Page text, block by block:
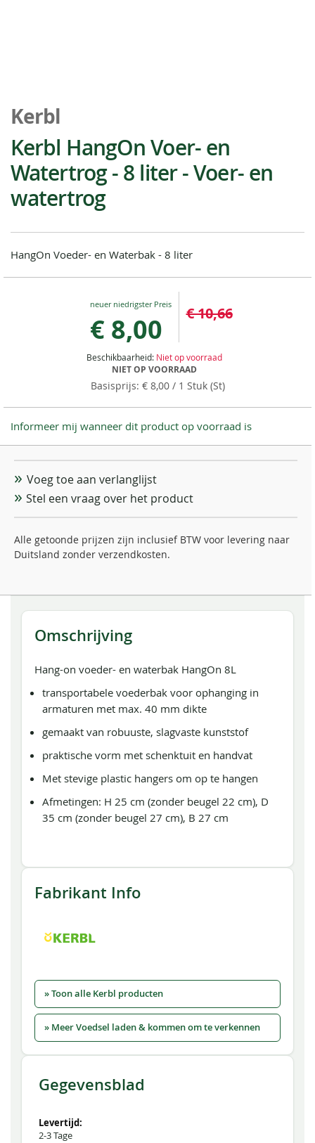
naar
het
begin
van
de
afbeeldingen-
gallerij
Kerbl
Kerbl HangOn Voer- en
Watertrog - 8 liter - Voer- en
watertrog
HangOn Voeder- en Waterbak - 8 liter
Special
€ 8,00 € 10,66
€ 8,00/ 1 Stuk (St)
Beschikbaarheid: Niet op voorraad
NIET OP VOORRAAD
Informeer mij wanneer dit product op voorraad is
Voeg toe aan verlanglijst
Stel een vraag over het product
Alle getoonde prijzen zijn inclusief BTW voor levering naar
Duitsland zonder verzendkosten.
Omschrijving
Hang-on voeder- en waterbak HangOn 8L
transportabele voederbak voor ophanging in
armaturen met max. 40 mm dikte
gemaakt van robuuste, slagvaste kunststof
praktische vorm met schenktuit en handvat
Met stevige plastic hangers om op te hangen
Afmetingen: H 25 cm (zonder beugel 22 cm), D
35 cm (zonder beugel 27 cm), B 27 cm
Fabrikant Info
» Toon alle Kerbl producten
» Meer Voedsel laden & kommen om te verkennen
Gegevensblad
2-3 Tage